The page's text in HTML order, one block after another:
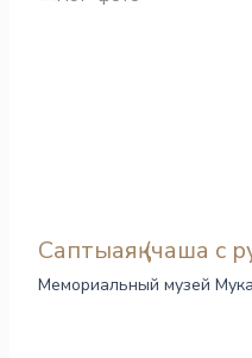
Саптыаяқ (чаша с
Мемориальный музей